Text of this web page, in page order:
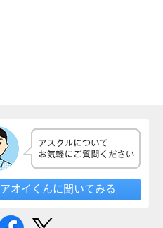
アオイくんに聞いてみる